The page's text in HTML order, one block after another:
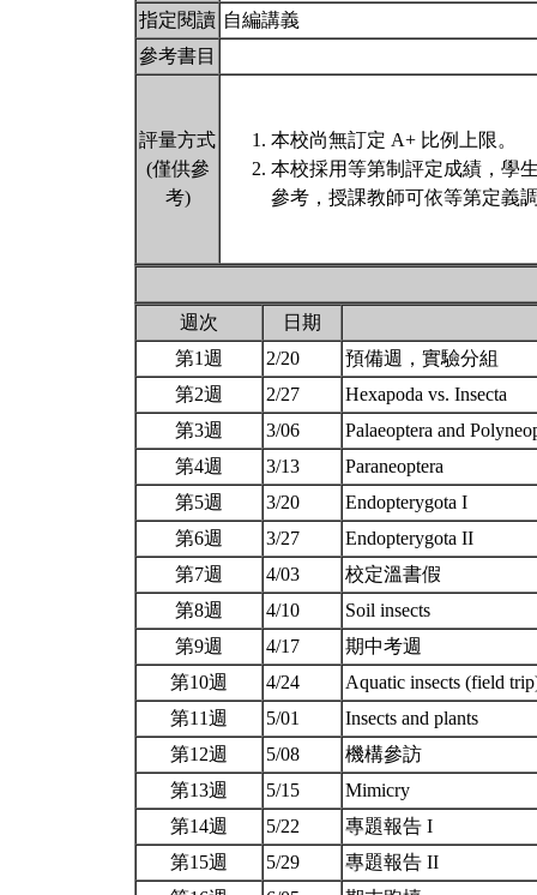
指定閱讀 自編講義
參考書目
評量方式
(僅供參
考)
本校尚無訂定 A+ 比例上限。
本校採用等第制評定成績，學
參考，授課教師可依等第定義
週次
日期
第1週
2/20
預備週，實驗分組
第2週
2/27
Hexapoda vs. Insecta
第3週
3/06
Palaeoptera and
第4週
3/13
Paraneoptera
第5週
3/20
Endopterygota I
第6週
3/27
Endopterygota II
第7週
4/03
校定溫書假
第8週
4/10
Soil insects
第9週
4/17
期中考週
第10週
4/24
Aquatic insects (field
第11週
5/01
Insects and plants
第12週
5/08
機構參訪
第13週
5/15
Mimicry
第14週
5/22
專題報告 I
第15週
5/29
專題報告 II